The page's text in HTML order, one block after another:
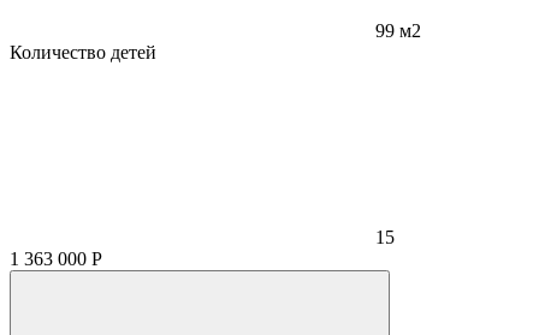
99 м2
Количество детей
15
1 363 000 Р